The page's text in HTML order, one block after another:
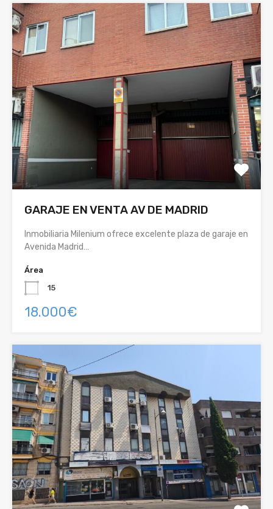
GARAJE EN VENTA AV DE MADRID
Inmobiliaria Milenium ofrece excelente plaza de garaje en
Avenida Madrid…
Área
15
18.000€